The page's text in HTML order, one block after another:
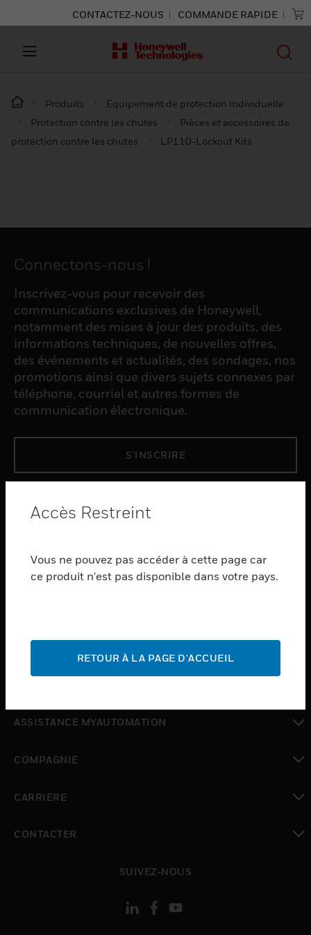
CONTACTEZ-NOUS COMMANDE RAPIDE
Produits
Équipement de protection individuelle
Protection contre les chutes
Pièces et accessoires de
protection contre les chutes
LP110-Lockout Kits
Connectons-nous !
Inscrivez-vous pour recevoir des
communications exclusives de Honeywell,
notamment des mises à jour des produits, des
informations techniques, de nouvelles offres,
des événements et actualités, des sondages, nos
promotions ainsi que divers sujets connexes par
téléphone, courriel et autres formes de
communication électronique.
S'INSCRIRE
toggle view
SERVICES
toggle view
toggle view
toggle view
ASSISTANCE MYAUTOMATION
COMPAGNIE
CARRIÈRE
CONTACTER
SUIVEZ-NOUS
Accès Restreint
Vous ne pouvez pas accéder à cette page car
ce produit n'est pas disponible dans votre pays.
RETOUR À LA PAGE D'ACCUEIL